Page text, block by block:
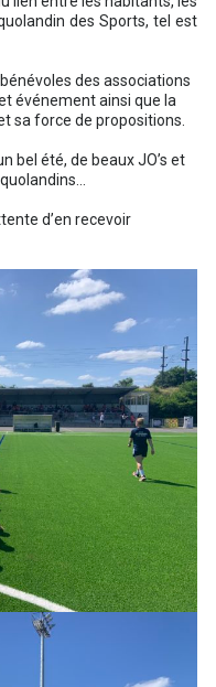
des Sports, tel est
des associations
événement ainsi que la
sa force de propositions.
bel été, de beaux JO’s et
d’en recevoir